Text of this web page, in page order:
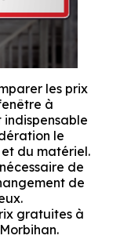
les prix
à
indispensable
le
du matériel.
de
de
gratuites à
Morbihan.